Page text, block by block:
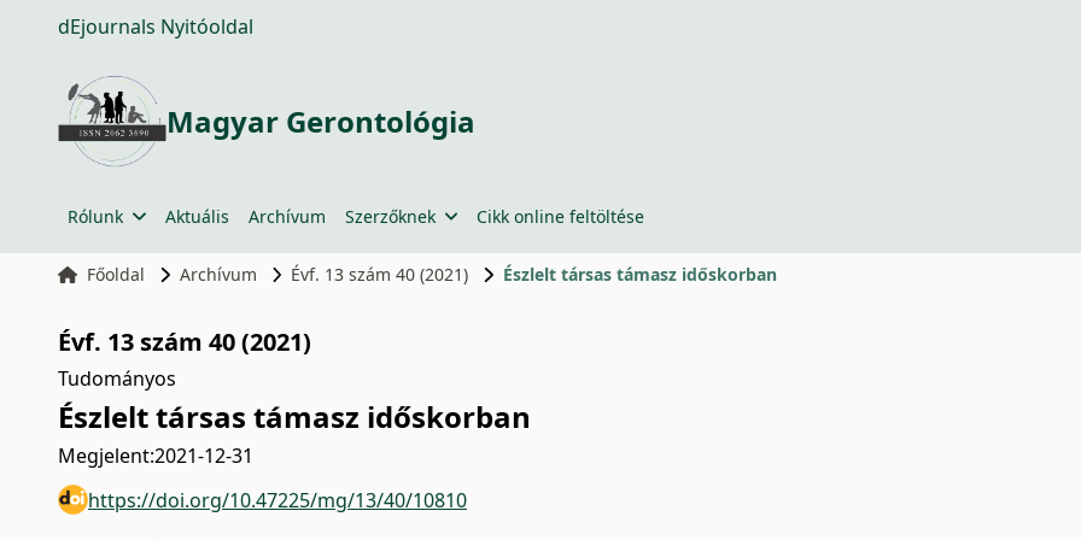
dEjournals Nyitóoldal
Magyar Gerontológia
Rólunk Aktuális Archívum Szerzőknek Cikk online feltöltése
Főoldal Archívum Évf. 13 szám 40 (2021) Észlelt társas támasz időskorban
Évf. 13 szám 40 (2021)
Tudományos
Észlelt társas támasz időskorban
Megjelent:2021-12-31
https://doi.org/10.47225/mg/13/40/10810